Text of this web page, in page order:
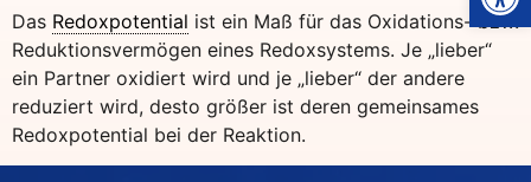
Das Redoxpotential ist ein Maß für das Oxidations- bzw.
Reduktionsvermögen eines Redoxsystems. Je „lieber“
ein Partner oxidiert wird und je „lieber“ der andere
reduziert wird, desto größer ist deren gemeinsames
Redoxpotential bei der Reaktion.